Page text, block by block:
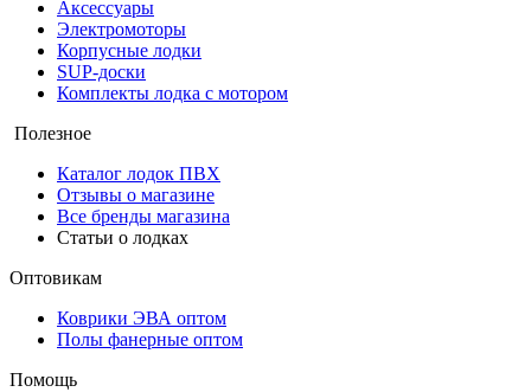
Аксессуары
Электромоторы
Корпусные лодки
SUP-доски
Комплекты лодка с мотором
Полезное
Каталог лодок ПВХ
Отзывы о магазине
Все бренды магазина
Статьи о лодках
Оптовикам
Коврики ЭВА оптом
Полы фанерные оптом
Помощь